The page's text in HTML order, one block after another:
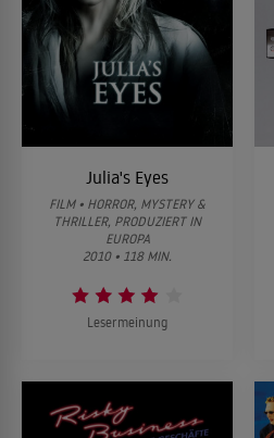
Julia's Eyes
FILM • HORROR, MYSTERY &
THRILLER, PRODUZIERT IN
EUROPA
2010 • 118 MIN.
Lesermeinung